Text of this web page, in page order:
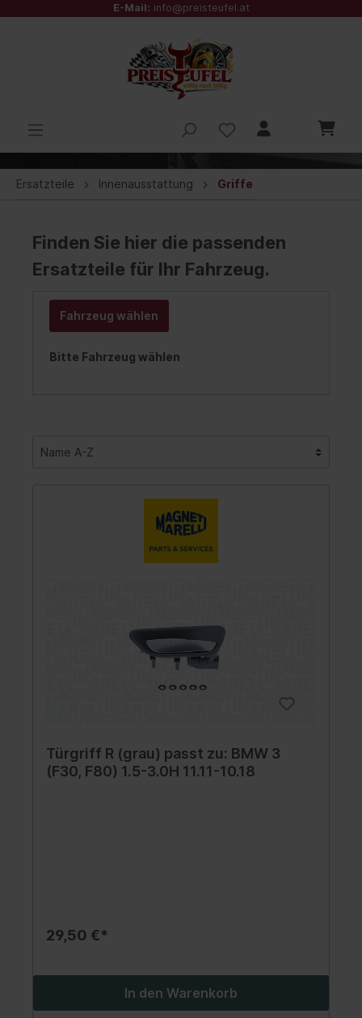
E-Mail: info@preisteufel.at
Ersatzteile Innenausstattung Griffe
Finden Sie hier die passenden
Ersatzteile für Ihr Fahrzeug.
Fahrzeug wählen
Bitte Fahrzeug wählen
Türgriff R (grau) passt zu: BMW 3
(F30, F80) 1.5-3.0H 11.11-10.18
29,50 €*
In den Warenkorb